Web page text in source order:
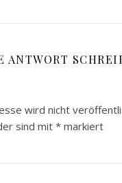
ANTWORT
wird nicht
sind mit * markiert